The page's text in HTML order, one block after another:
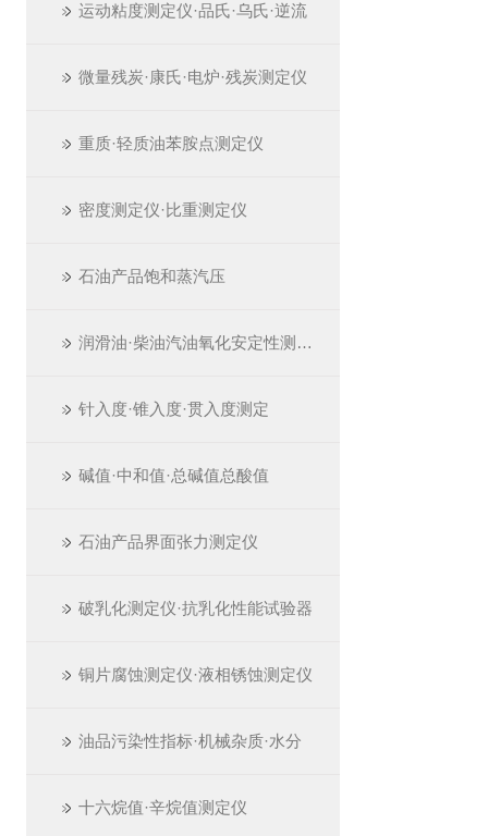
运动粘度测定仪·品氏·乌氏·逆流
微量残炭·康氏·电炉·残炭测定仪
重质·轻质油苯胺点测定仪
密度测定仪·比重测定仪
石油产品饱和蒸汽压
润滑油·柴油汽油氧化安定性测定仪
针入度·锥入度·贯入度测定
碱值·中和值·总碱值总酸值
石油产品界面张力测定仪
破乳化测定仪·抗乳化性能试验器
铜片腐蚀测定仪·液相锈蚀测定仪
油品污染性指标·机械杂质·水分
十六烷值·辛烷值测定仪